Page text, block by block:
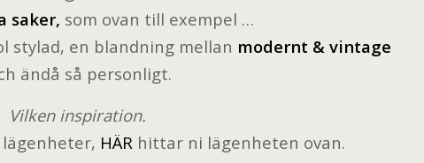
saker, som ovan till exempel …
stylad, en blandning mellan modernt & vintage
ändå så personligt.
Vilken inspiration.
HÄR hittar ni lägenheten ovan.